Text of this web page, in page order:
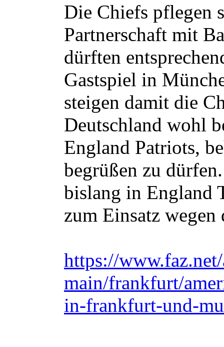
Die Chiefs pflegen
Partnerschaft mit
dürften
Gastspiel in
steigen damit die
Deutschland wohl
England Patriots,
begrüßen zu
bislang in England
zum Einsatz wegen
https://
main/frankfurt/
in-frankfurt-und-